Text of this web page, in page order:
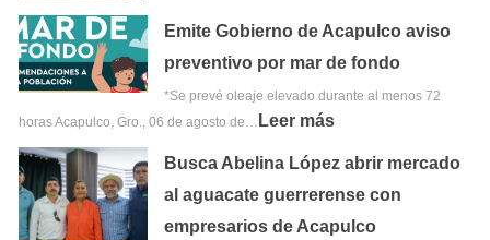
Emite Gobierno de Acapulco aviso
preventivo por mar de fondo
*Se prevé oleaje elevado durante al menos 72
horas Acapulco, Gro., 06 de agosto de… Leer más
Busca Abelina López abrir mercado
al aguacate guerrerense con
empresarios de Acapulco